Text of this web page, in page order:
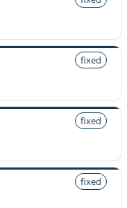
fixed
fixed
fixed